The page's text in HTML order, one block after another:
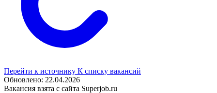
Перейти к источнику К списку вакансий
Обновлено: 22.04.2026
Вакансия взята с сайта Superjob.ru